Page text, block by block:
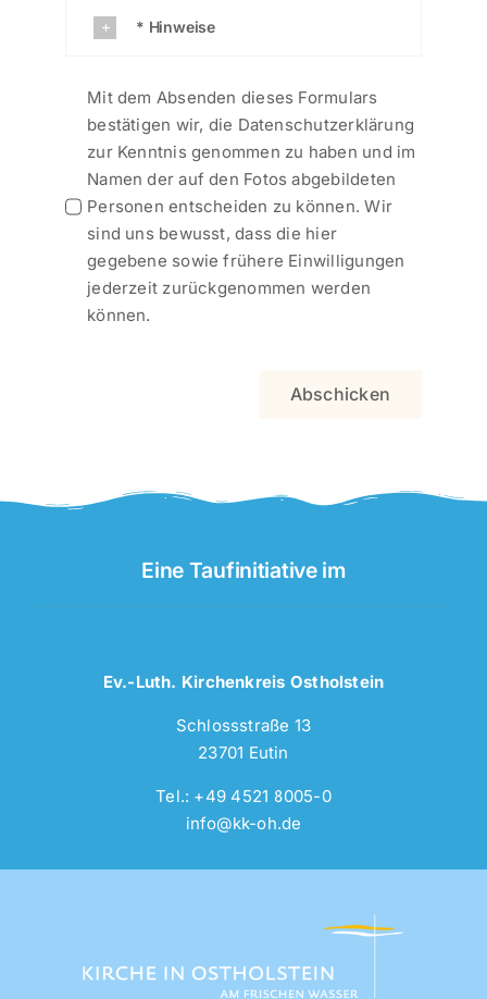
* Hinweise
Mit dem Absenden dieses Formulars
bestätigen wir, die Datenschutzerklärung
zur Kenntnis genommen zu haben und im
Namen der auf den Fotos abgebildeten
Personen entscheiden zu können. Wir
sind uns bewusst, dass die hier
gegebene sowie frühere Einwilligungen
jederzeit zurückgenommen werden
können.
Abschicken
Eine Taufinitiative im
Ev.-Luth. Kirchenkreis Ostholstein
Schlossstraße 13
23701 Eutin
Tel.: +49 4521 8005-0
info@kk-oh.de